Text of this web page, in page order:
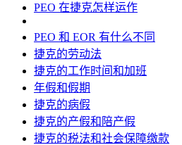
PEO 在捷克怎样运作
PEO 和 EOR 有什么不同
捷克的劳动法
捷克的工作时间和加班
年假和假期
捷克的病假
捷克的产假和陪产假
捷克的税法和社会保障缴款